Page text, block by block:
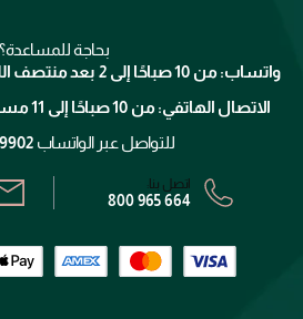
الإرجاع
برنامج الولاء ميوز
الشروط و الأحكام
سياسة الخصوصية
بحاجة للمساعدة؟
واتساب: من 10 صباحًا إلى 2 بعد منتصف الليل (من الإثنين إلى الأحد)
الاتصال الهاتفي: من 10 صباحًا إلى 11 مساءً (من الإثنين إلى الأحد)
للتواصل عبر الواتساب
اتصل بنا:
800 965 664